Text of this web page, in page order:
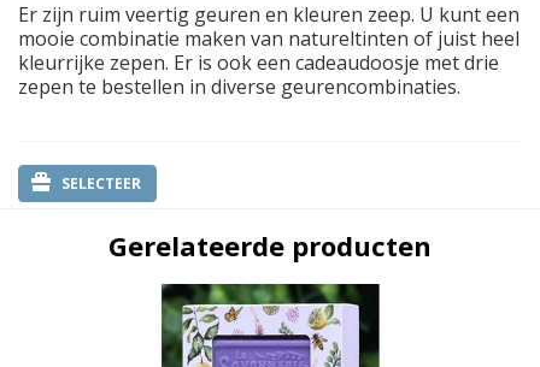
Er zijn ruim veertig geuren en kleuren zeep. U kunt een
mooie combinatie maken van natureltinten of juist heel
kleurrijke zepen. Er is ook een cadeaudoosje met drie
zepen te bestellen in diverse geurencombinaties.
SELECTEER
Gerelateerde producten